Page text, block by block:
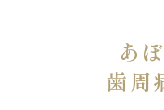
あ
歯周